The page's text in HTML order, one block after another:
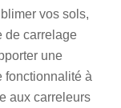
vos sols,
de carrelage
une
fonctionnalité à
aux carreleurs